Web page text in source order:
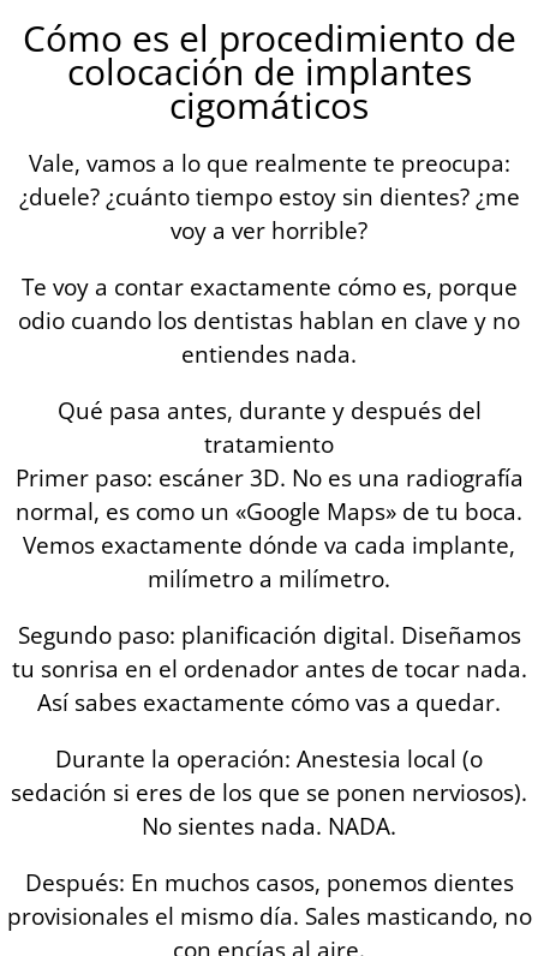
Cómo es el procedimiento de
colocación de implantes
cigomáticos
Vale, vamos a lo que realmente te preocupa:
¿duele? ¿cuánto tiempo estoy sin dientes? ¿me
voy a ver horrible?
Te voy a contar exactamente cómo es, porque
odio cuando los dentistas hablan en clave y no
entiendes nada.
Qué pasa antes, durante y después del
tratamiento
Primer paso: escáner 3D. No es una radiografía
normal, es como un «Google Maps» de tu boca.
Vemos exactamente dónde va cada implante,
milímetro a milímetro.
Segundo paso: planificación digital. Diseñamos
tu sonrisa en el ordenador antes de tocar nada.
Así sabes exactamente cómo vas a quedar.
Durante la operación: Anestesia local (o
sedación si eres de los que se ponen nerviosos).
No sientes nada. NADA.
Después: En muchos casos, ponemos dientes
provisionales el mismo día. Sales masticando, no